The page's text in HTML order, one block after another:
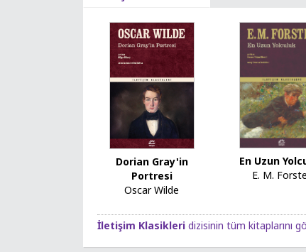
Dorian Gray'in
Portresi
Oscar Wilde
En Uzun
E. M.
İletişim Klasikleri dizisinin tüm kitaplarını